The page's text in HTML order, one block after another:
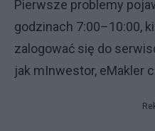
Pierwsze problemy
godzinach 7:00–10:00,
zalogować się do
jak mInwestor, eMakler